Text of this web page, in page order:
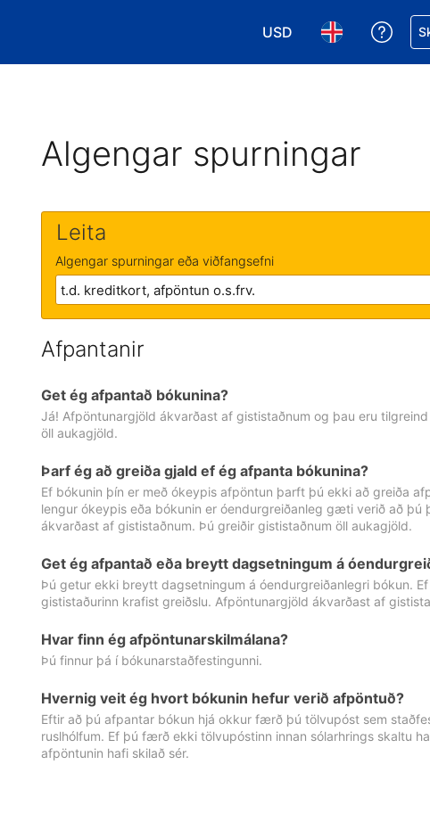
USD
Veldu gjaldmiðil. Í
Veldu þitt
Fá
Algengar spurningar
Leita
Algengar spurningar eða viðfangsefni
Afpantanir
Get ég afpantað bókunina?
Já! Afpöntunargjöld ákvarðast af gististaðnum og þau eru
öll aukagjöld.
Þarf ég að greiða gjald ef ég afpanta bókunina?
Ef bókunin þín er með ókeypis afpöntun þarft þú ekki að greiða
lengur ókeypis eða bókunin er óendurgreiðanleg gæti verið að
ákvarðast af gististaðnum. Þú greiðir gististaðnum öll aukagjöld.
Get ég afpantað eða breytt dagsetningum á
Þú getur ekki breytt dagsetningum á óendurgreiðanlegri bókun.
gististaðurinn krafist greiðslu. Afpöntunargjöld ákvarðast af
Hvar finn ég afpöntunarskilmálana?
Þú finnur þá í bókunarstaðfestingunni.
Hvernig veit ég hvort bókunin hefur verið afpöntuð?
Eftir að þú afpantar bókun hjá okkur færð þú tölvupóst sem
ruslhólfum. Ef þú færð ekki tölvupóstinn innan sólarhrings skaltu
afpöntunin hafi skilað sér.